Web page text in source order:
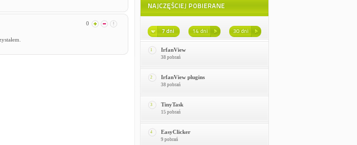
0
1 IrfanView
38 pobrań
2 IrfanView plugins
38 pobrań
3 TinyTask
15 pobrań
4 EasyClicker
9 pobrań